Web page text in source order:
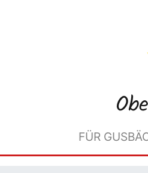
FÜR